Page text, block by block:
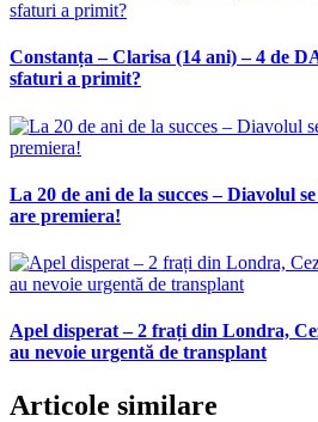
Constanța – Clarisa (14 ani) – 4 de
sfaturi a primit?
La 20 de ani de la succes – Diavolul
are premiera!
Apel disperat – 2 frați din Londra,
au nevoie urgentă de transplant
Articole similare